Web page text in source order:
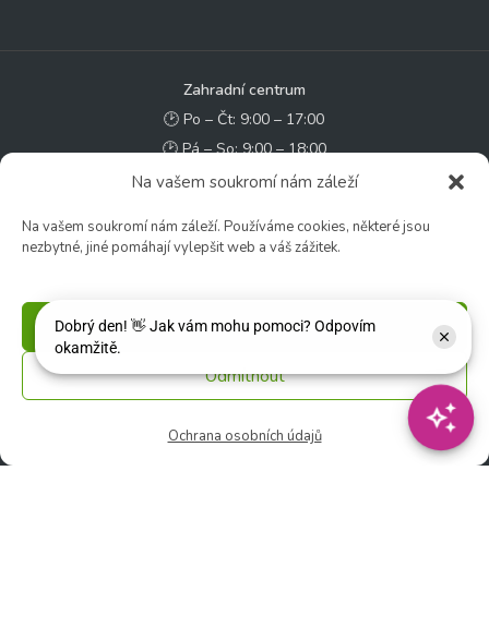
Na vašem soukromí nám záleží
Na vašem soukromí nám záleží. Používáme cookies, některé jsou
nezbytné, jiné pomáhají vylepšit web a váš zážitek.
Příjmout
Odmítnout
Ochrana osobních údajů
Zahradní centrum
🕑 Po – Čt: 9:00 – 17:00
🕑 Pá – So: 9:00 – 18:00
🚫 Neděle: ZAVŘENO
Květinářství
🚫 Ne - Po: ZAVŘENO
Rychlý kontakt: